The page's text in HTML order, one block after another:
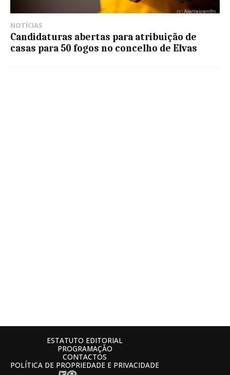
NOTÍCIAS
Candidaturas abertas para atribuição de
casas para 50 fogos no concelho de Elvas
ESTATUTO EDITORIAL
PROGRAMAÇÃO
CONTACTOS
POLÍTICA DE PROPRIEDADE E PRIVACIDADE